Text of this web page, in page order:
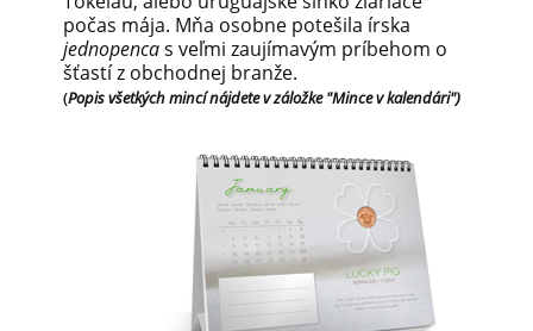
počas mája. Mňa osobne potešila írska
jednopencas veľmi zaujímavým príbehom o
šťastí z obchodnej branže.
(Popis všetkých mincí nájdete v záložke "Mince v kalendári")